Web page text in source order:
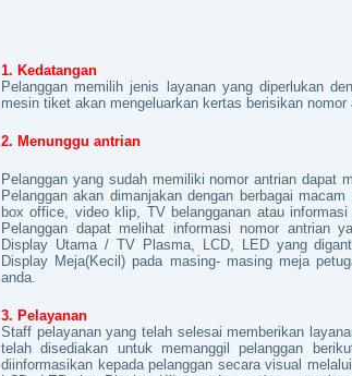
1. Kedatangan
Pelanggan memilih jenis layanan yang diperlukan
mesin tiket akan mengeluarkan kertas berisikan
2. Menunggu antrian
Pelanggan yang sudah memiliki nomor antrian dapat
Pelanggan akan dimanjakan dengan berbagai
box office, video klip, TV belangganan atau
Pelanggan dapat melihat informasi nomor antrian
Display Utama / TV Plasma, LCD, LED yang
Display Meja(Kecil) pada masing- masing meja
anda.
3. Pelayanan
Staff pelayanan yang telah selesai memberikan
telah disediakan untuk memanggil pelanggan
diinformasikan kepada pelanggan secara visual